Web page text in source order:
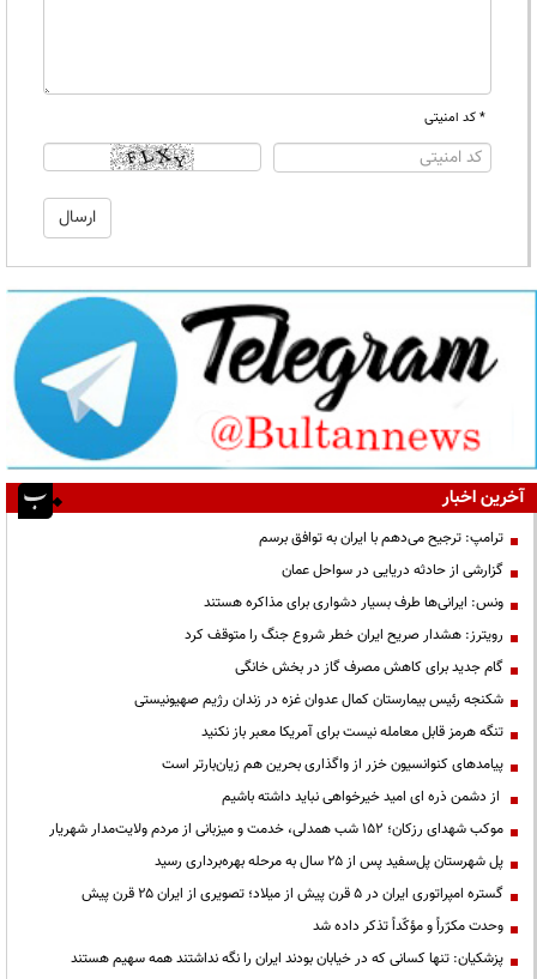
* کد امنیتی
آخرین اخبار
ترامپ: ترجیح می‌دهم با ایران به توافق برسم
گزارشی از حادثه دریایی در سواحل عمان
ونس: ایرانی‌ها طرف بسیار دشواری برای مذاکره هستند
رویترز: هشدار صریح ایران خطر شروع جنگ را متوقف کرد
گام جدید برای کاهش مصرف گاز در بخش خانگی
شکنجه رئیس بیمارستان کمال عدوان غزه در زندان رژیم صهیونیستی
تنگه هرمز قابل معامله نیست برای آمریکا معبر باز نکنید
پیامدهای کنوانسیون خزر از واگذاری بحرین هم زیان‌بارتر است
از دشمن ذره ای امید خیرخواهی نباید داشته باشیم
موکب شهدای رزکان؛ ۱۵۲ شب همدلی، خدمت و میزبانی از مردم ولایت‌مدار شهریار
پل شهرستان پل‌سفید پس از ۲۵ سال به مرحله بهره‌برداری رسید
گستره امپراتوری ایران در ۵ قرن پیش از میلاد؛ تصویری از ایران ۲۵ قرن پیش
وحدت مکرّراً و مؤکّداً تذکر داده شد
پزشکیان: تنها کسانی که در خیابان بودند ایران را نگه نداشتند همه سهیم هستند